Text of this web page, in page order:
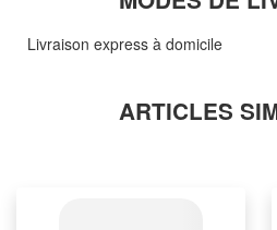
Livraison express à domicile
ARTICLES